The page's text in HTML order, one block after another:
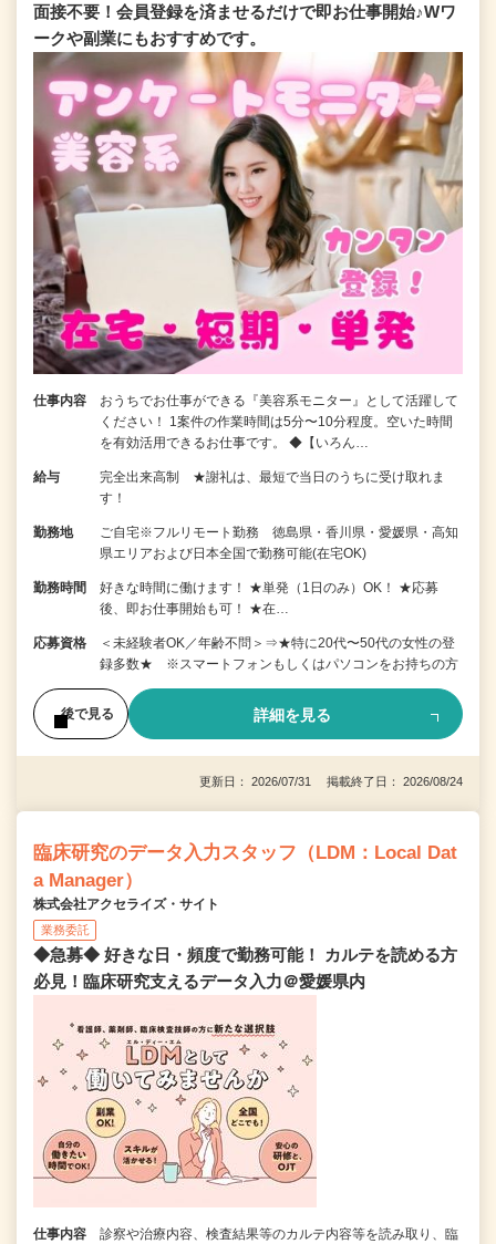
面接不要！会員登録を済ませるだけで即お仕事開始♪Wワ
ークや副業にもおすすめです。
仕事内容
おうちでお仕事ができる『美容系モニター』として活躍して
ください！ 1案件の作業時間は5分〜10分程度。空いた時間
を有効活用できるお仕事です。 ◆【いろん…
給与
完全出来高制 ★謝礼は、最短で当日のうちに受け取れま
す！
勤務地
ご自宅※フルリモート勤務 徳島県・香川県・愛媛県・高知
県エリアおよび日本全国で勤務可能(在宅OK)
勤務時間
好きな時間に働けます！ ★単発（1日のみ）OK！ ★応募
後、即お仕事開始も可！ ★在…
応募資格
＜未経験者OK／年齢不問＞⇒★特に20代〜50代の女性の登
録多数★ ※スマートフォンもしくはパソコンをお持ちの方
後で見る 詳細を見る
更新日： 2026/07/31 掲載終了日： 2026/08/24
臨床研究のデータ入力スタッフ（LDM：Local Dat
a Manager）
株式会社アクセライズ・サイト
業務委託
◆急募◆ 好きな日・頻度で勤務可能！ カルテを読める方
必見！臨床研究支えるデータ入力＠愛媛県内
仕事内容
診察や治療内容、検査結果等のカルテ内容等を読み取り、臨